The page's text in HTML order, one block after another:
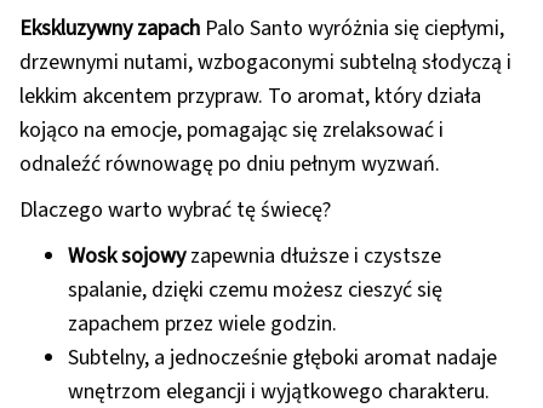
Ekskluzywny zapach Palo Santo wyróżnia się ciepłymi,
drzewnymi nutami, wzbogaconymi subtelną słodyczą i
lekkim akcentem przypraw. To aromat, który działa
kojąco na emocje, pomagając się zrelaksować i
odnaleźć równowagę po dniu pełnym wyzwań.
Dlaczego warto wybrać tę świecę?
Wosk sojowyzapewnia dłuższe i czystsze
spalanie, dzięki czemu możesz cieszyć się
zapachem przez wiele godzin.
Subtelny, a jednocześnie głęboki aromat nadaje
wnętrzom elegancji i wyjątkowego charakteru.